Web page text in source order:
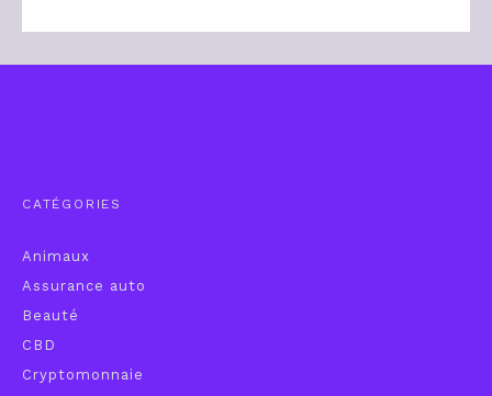
CATÉGORIES
Animaux
Assurance auto
Beauté
CBD
Cryptomonnaie